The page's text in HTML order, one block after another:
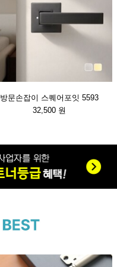
방문손잡이 스퀘어포잇 5593
32,500 원